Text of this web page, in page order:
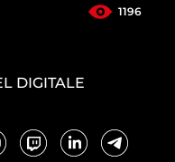
1196
DIGITALE